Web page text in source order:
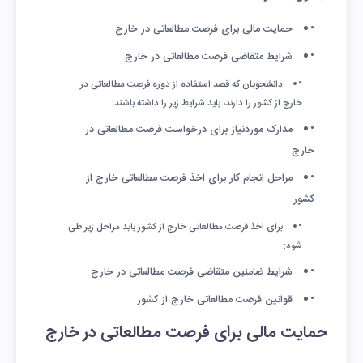
حمایت مالی برای فرصت مطالعاتی در خارج
شرایط متقاضی فرصت مطالعاتی در خارج
دانشجویان که قصد استفاده از دوره فرصت مطالعاتی در
خارج از کشور را دارند، باید شرایط زیر را داشته باشند:
مدارک موردنیاز برای درخواست فرصت مطالعاتی در
خارج
مراحل انجام کار برای اخذ فرصت مطالعاتی خارج از
کشور
برای اخذ فرصت مطالعاتی خارج از کشور باید مراحل زیر طی
شود:
شرایط ضامنین متقاضی فرصت مطالعاتی در خارج
قوانین فرصت مطالعاتی خارج از کشور
حمایت مالی برای فرصت مطالعاتی در خارج